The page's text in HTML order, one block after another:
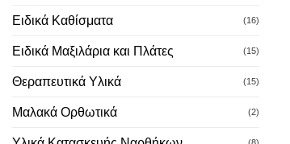
Ειδικά Καθίσματα (16)
Ειδικά Μαξιλάρια και Πλάτες (15)
Θεραπευτικά Υλικά (15)
Μαλακά Ορθωτικά (2)